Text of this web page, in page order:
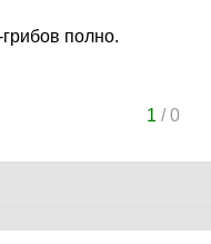
полно.
1 /0